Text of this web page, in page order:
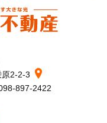
2-2-3
897-2422